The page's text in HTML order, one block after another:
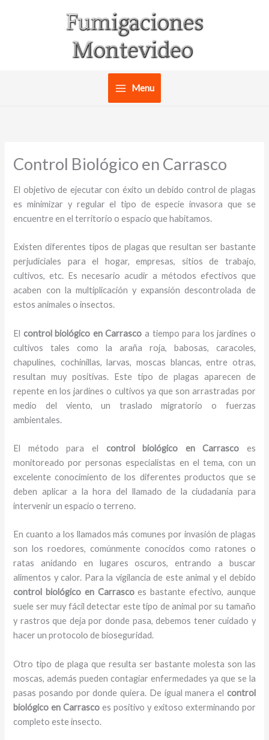
Menu
Control Biológico en Carrasco
El objetivo de ejecutar con éxito un debido control de plagas
es minimizar y regular el tipo de especie invasora que se
encuentre en el territorio o espacio que habitamos.
Existen diferentes tipos de plagas que resultan ser bastante
perjudiciales para el hogar, empresas, sitios de trabajo,
cultivos, etc. Es necesario acudir a métodos efectivos que
acaben con la multiplicación y expansión descontrolada de
estos animales o insectos.
El control biológico en Carrasco a tiempo para los jardines o
cultivos tales como la araña roja, babosas, caracoles,
chapulines, cochinillas, larvas, moscas blancas, entre otras,
resultan muy positivas. Este tipo de plagas aparecen de
repente en los jardines o cultivos ya que son arrastradas por
medio del viento, un traslado migratorio o fuerzas
ambientales.
El método para el control biológico en Carrasco es
monitoreado por personas especialistas en el tema, con un
excelente conocimiento de los diferentes productos que se
deben aplicar a la hora del llamado de la ciudadanía para
intervenir un espacio o terreno.
En cuanto a los llamados más comunes por invasión de plagas
son los roedores, comúnmente conocidos como ratones o
ratas anidando en lugares oscuros, entrando a buscar
alimentos y calor. Para la vigilancia de este animal y el debido
control biológico en Carrascoes bastante efectivo, aunque
suele ser muy fácil detectar este tipo de animal por su tamaño
y rastros que deja por donde pasa, debemos tener cuidado y
hacer un protocolo de bioseguridad.
Otro tipo de plaga que resulta ser bastante molesta son las
moscas, además pueden contagiar enfermedades ya que se la
pasas posando por donde quiera. De igual manera el control
biológico en Carrasco es positivo y exitoso exterminando por
completo este insecto.